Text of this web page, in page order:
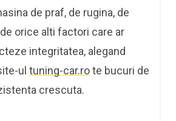
de praf, de rugina, de
orice alti factori care ar
integritatea, alegand
ul tuning-car.rote bucuri de
crescuta.